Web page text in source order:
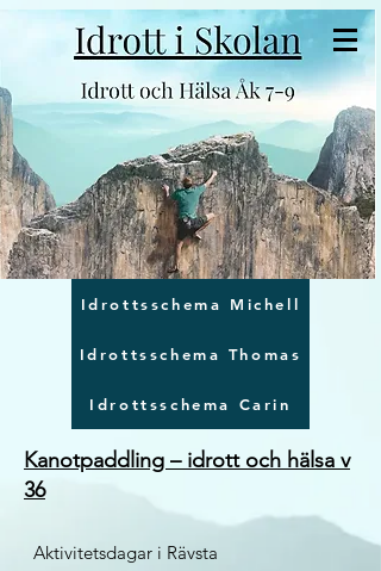
Idrottsschema Michell
Idrottsschema Thomas
Idrottsschema Carin
Kanotpaddling – idrott och hälsa v
36
Aktivitetsdagar i Rävsta